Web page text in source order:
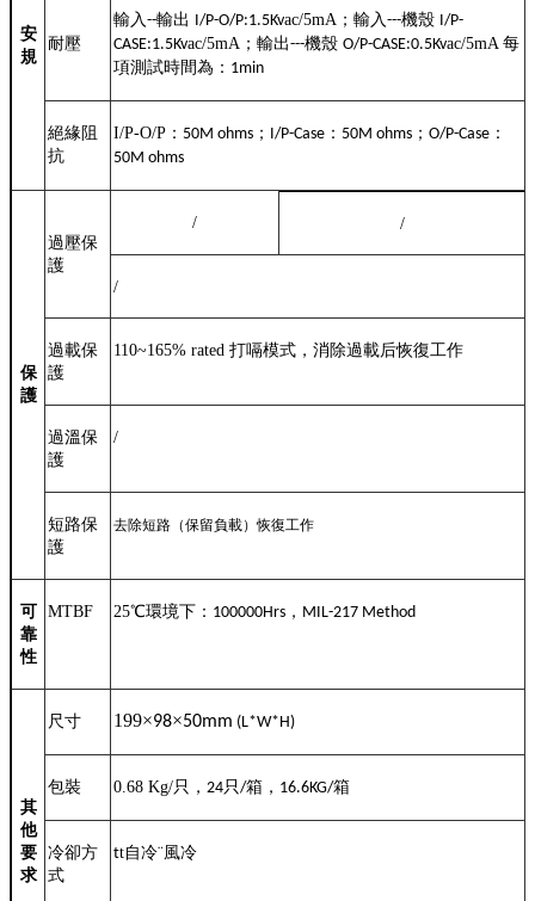
安
規
耐壓
輸入 --輸出 I/P-O/P:1.5Kvac/5mA ；輸入 ---機殼 I/P-
CASE:1.5Kvac/5mA ；輸出---機殼 O/P-CASE:0.5Kvac/5mA 每
項測試時間為： 1min
絕緣阻
抗
I/P-O/P ： 50M ohms ； I/P-Case ： 50M ohms ； O/P-Case ：
50M ohms
保
護
過壓保
護
/ /
/
過載保
護
110~165% rated 打嗝模式，消除過載后恢復工作
過溫保
護
/
短路保
護
去除短路（保留負載）恢復工作
可
靠
性
MTBF 25℃環境下： 100000Hrs ， MIL-217 Method
其
他
要
求
尺寸 199×98×50mm (L*W*H)
包裝 0.68 Kg/只， 24只 /箱， 16.6KG/箱
冷卻方
式
tt自冷¨風冷